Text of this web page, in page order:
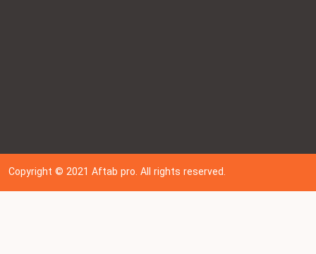
Copyright © 202 1Aftab pro. All rights reserved.